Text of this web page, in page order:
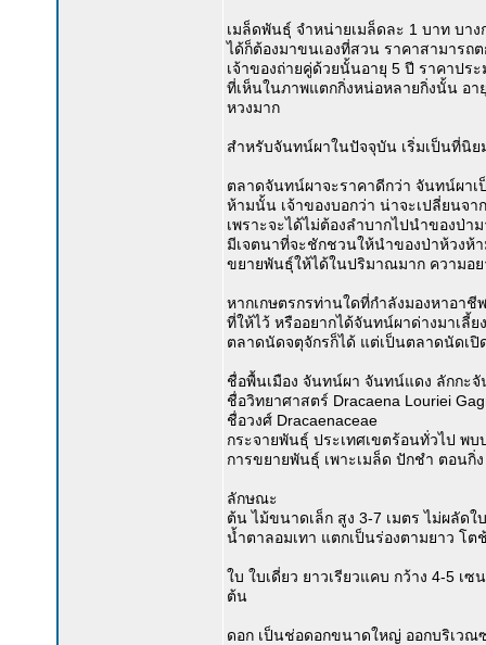
เมล็ดพันธุ์ จำหน่ายเมล็ดละ 1 บาท บ
ได้ก็ต้องมาขนเองที่สวน ราคาสามารถ
เจ้าของถ่ายคู่ด้วยนั้นอายุ 5 ปี ราคาป
ที่เห็นในภาพแตกกิ่งหน่อหลายกิ่งนั้น อา
หวงมาก
สำหรับจันทน์ผาในปัจจุบัน เริ่มเป็นที่นิย
ตลาดจันทน์ผาจะราคาดีกว่า จันทน์ผาเ
ห้ามนั้น เจ้าของบอกว่า น่าจะเปลี่ยนจา
เพราะจะได้ไม่ต้องลำบากไปนำของป่
มีเจตนาที่จะชักชวนให้นำของป่าห้วงห้
ขยายพันธุ์ให้ได้ในปริมาณมาก ความอย
หากเกษตรกรท่านใดที่กำลังมองหาอา
ที่ให้ไว้ หรืออยากได้จันทน์ผาด่างมาเลี้
ตลาดนัดจตุจักรก็ได้ แต่เป็นตลาดนัดเปิ
ชื่อพื้นเมือง จันทน์ผา จันทน์แดง ลักกะ
ชื่อวิทยาศาสตร์ Dracaena Louriei
ชื่อวงศ์ Dracaenaceae
กระจายพันธุ์ ประเทศเขตร้อนทั่วไป พ
การขยายพันธุ์ เพาะเมล็ด ปักชำ ตอนกิ่ง
ลักษณะ
ต้น ไม้ขนาดเล็ก สูง 3-7 เมตร ไม่ผลัด
น้ำตาลอมเทา แตกเป็นร่องตามยาว โ
ใบ ใบเดี่ยว ยาวเรียวแคบ กว้าง 4-5
ต้น
ดอก เป็นช่อดอกขนาดใหญ่ ออกบริเวณ